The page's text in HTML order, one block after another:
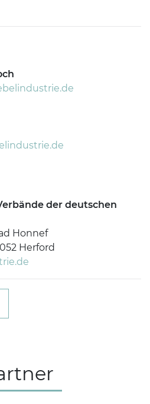
der deutschen
Honnef
Herford